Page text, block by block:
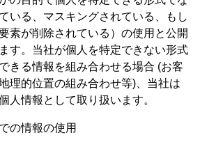
いる、マスキングされている、もし
素が削除されている）の使用と公開
す。当社が個人を特定できない形式
きる情報を組み合わせる場合 (お客
理的位置の組み合わせ等)、当社は
人情報として取り扱います。
の情報の使用